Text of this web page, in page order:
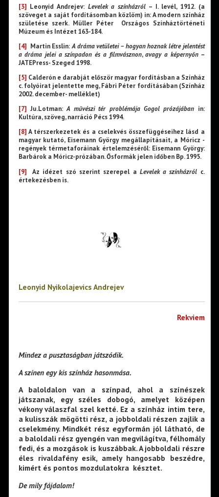
[3] Leonyid Andrejev: Levelek a színházról – I. levél, 1912. (a
szöveget a saját fordításomban közlöm) in: A modern színház
születése szerk. Müller Péter Országos Színháztörténeti
Múzeum és Intézet 163-184.
[4] Martin Esslin:A dráma vetületei – hogyan hoznak létre jelentést
a dráma jelei a színpadon és a filmvásznon,avagy a képernyőn–
JATEPress- Szeged 1998.
[5] Calderón e darabját először magyar fordításban a Színház
c. folyóirat jelentette meg, Fábri Péter fordításában (Színház
2002. december- melléklet)
[7] Ju.Lotman:A művészi tér problémája Gogol prózájában in:
Kultúra, szöveg, narráció Pécs 1994.
[8] A térszerkezetek és a cselekvés összefüggéseihez lásd a
magyar kutató, Eisemann György megállapításait, a Móricz -
regények térmetaforáinak értelemzéséről: Eisemann György:
Barbárok a Móricz-prózában. Ősformák jelen időben Bp. 1995.
[9]
Az idézet szó szerint szerepel a Levelek a színházról c.
értekezésben is.
Leonyid Nyikolajevics Andrejev
Rekviem
Mindez a pusztaságban játszódik.
A színen egy kis színház hasonmása.
A baloldalon van a színpad, ahol a színészek
játszanak, egy széles dobogó, amelyet középen
vékony válaszfal szel ketté. Ez a színház intim tere,
a kulisszák mögötti rész, a jobboldali részen zajlik a
cselekmény. Mindkét rész egyformán jól látható, de
a baloldali rész gyengén van megvilágítva, félhomály
fedi, és a mozgások is kuszábbak. A jobboldali részre
éles rivaldafény esik, amely hangosabb beszédre,
kimért és pontos mozdulatokra késztet.
De mily fájdalom!